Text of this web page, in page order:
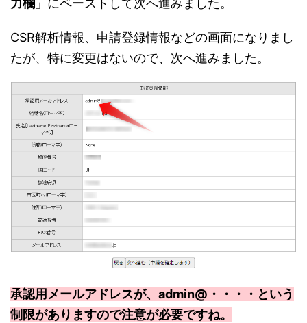
CSR解析情報、申請登録情報などの画面になりまし
たが、特に変更はないので、次へ進みました。
承認用メールアドレスが、admin@・・・・という
制限がありますので注意が必要ですね。